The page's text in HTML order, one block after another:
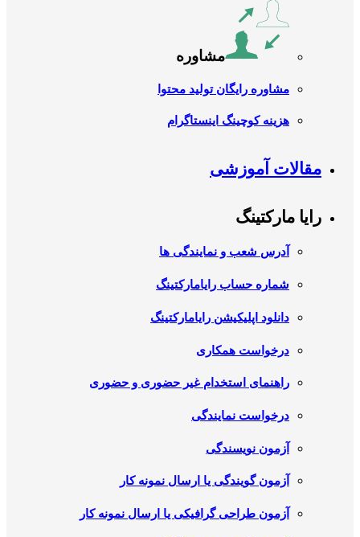
مشاوره
مشاوره رایگان تولید محتوا
هزینه کوچینگ اینستاگرام
مقالات آموزشی
رایا مارکتینگ
آدرس شعب و نمایندگی ها
شماره حساب رایامارکتینگ
دانلود اپلیکیشن رایامارکتینگ
درخواست همکاری
راهنمای استخدام غیر حضوری و حضوری
درخواست نمایندگی
آزمون نویسندگی
آزمون گویندگی یا ارسال نمونه کار
آزمون طراحی گرافیکی یا ارسال نمونه کار